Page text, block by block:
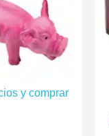
y comprar